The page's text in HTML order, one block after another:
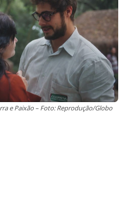
e Paixão – Foto: Reprodução/Globo